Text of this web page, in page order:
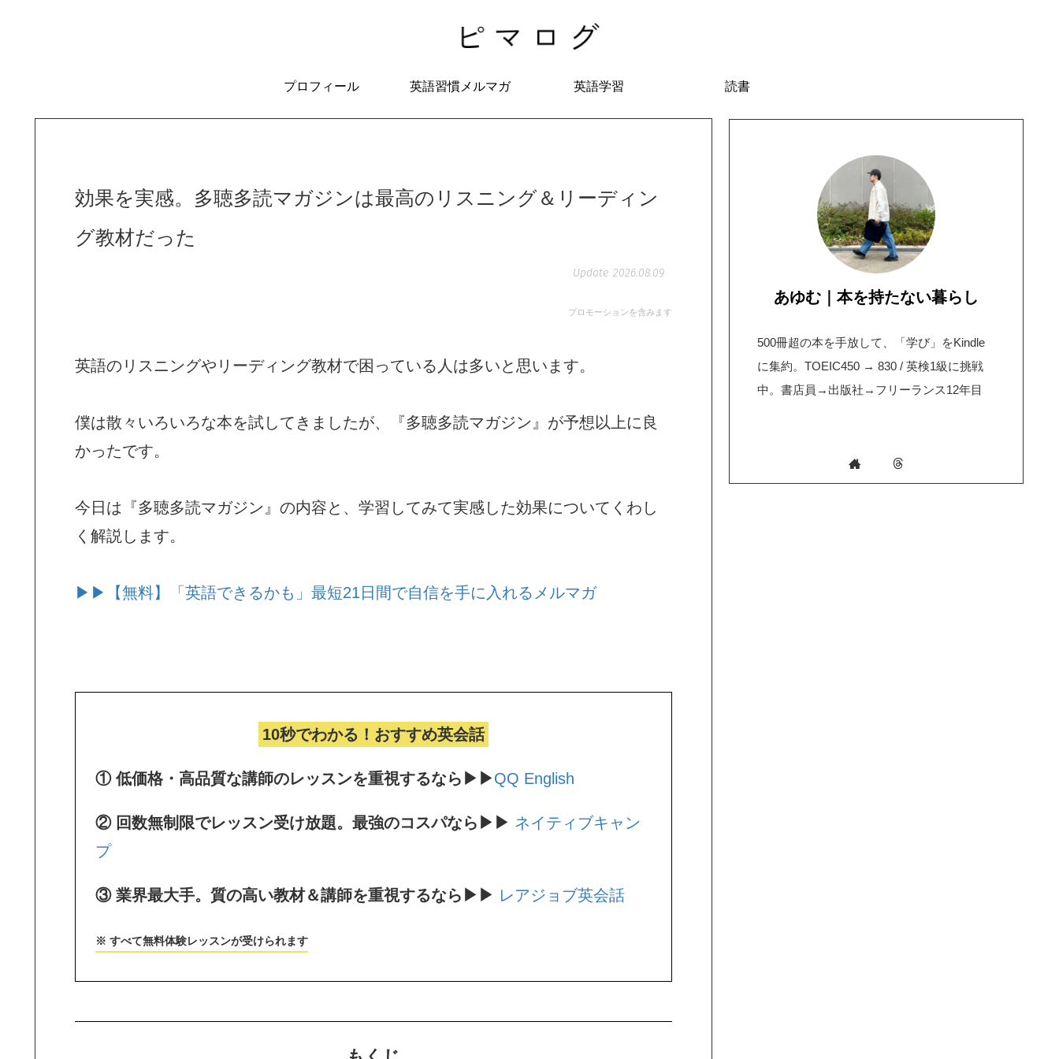
プロフィール 英語習慣メルマガ 英語学習 読書
効果を実感。多聴多読マガジンは最高のリスニング＆リーディン
グ教材だった
2026.08.09
プロモーションを含みます
英語のリスニングやリーディング教材で困っている人は多いと思います。
僕は散々いろいろな本を試してきましたが、『多聴多読マガジン』が予想以上に良
かったです。
今日は『多聴多読マガジン』の内容と、学習してみて実感した効果についてくわし
く解説します。
▶▶【無料】「英語できるかも」最短21日間で自信を手に入れるメルマガ
10秒でわかる！おすすめ英会話
① 低価格・高品質な講師のレッスンを重視するなら▶▶QQ English
② 回数無制限でレッスン受け放題。最強のコスパなら▶▶ ネイティブキャン
プ
③ 業界最大手。質の高い教材＆講師を重視するなら▶▶ レアジョブ英会話
※ すべて無料体験レッスンが受けられます
あゆむ｜本を持たない暮らし
500冊超の本を手放して、「学び」をKindle
に集約。TOEIC450 → 830 / 英検1級に挑戦
中。書店員→出版社→フリーランス12年目